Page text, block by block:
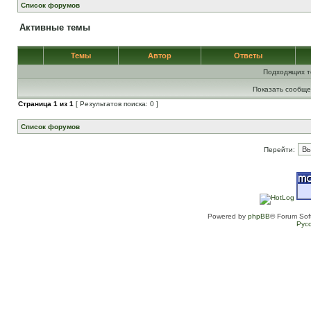
Список форумов
Активные темы
Темы Автор Ответы
Подходящих
Показать
Страница 1 из 1 [ Результатов поиска: 0 ]
Список форумов
Перейти:
Powered by phpBB® Forum